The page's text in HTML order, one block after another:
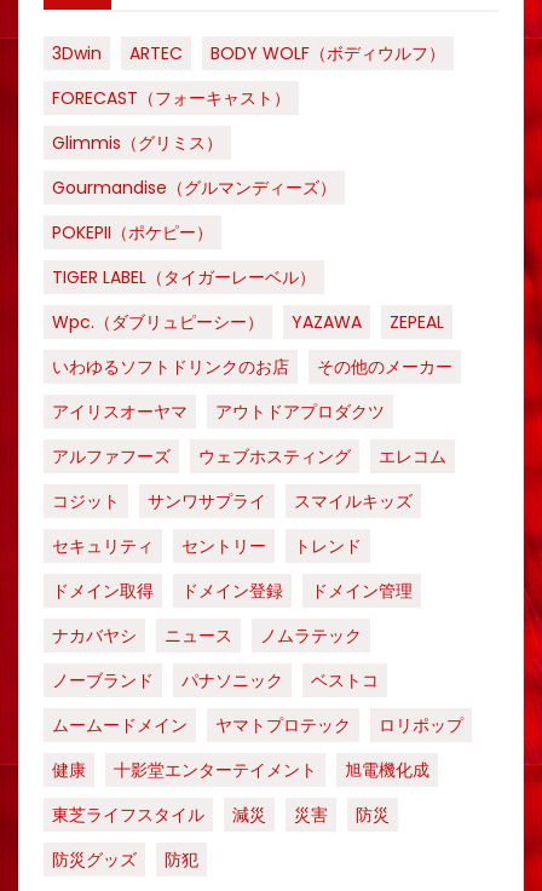
3Dwin ARTEC
BODY WOLF（ボディウルフ）
FORECAST（フォーキャスト）
Glimmis（グリミス）
Gourmandise（グルマンディーズ）
POKEPII（ポケピー）
TIGER LABEL（タイガーレーベル）
Wpc.（ダブリュピーシー）
YAZAWA
ZEPEAL
いわゆるソフトドリンクのお店
その他のメーカー
アイリスオーヤマ
アウトドアプロダクツ
アルファフーズ
ウェブホスティング
エレコム
コジット
サンワサプライ
スマイルキッズ
セキュリティ
セントリー
トレンド
ドメイン取得
ドメイン登録
ドメイン管理
ナカバヤシ
ニュース
ノムラテック
ノーブランド
パナソニック
ベストコ
ムームードメイン
ヤマトプロテック
ロリポップ
健康
十影堂エンターテイメント
旭電機化成
東芝ライフスタイル
減災 災害
防災
防災グッズ
防犯